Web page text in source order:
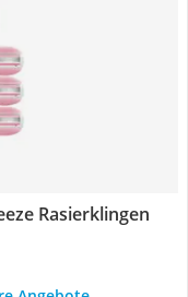
Rasierklingen